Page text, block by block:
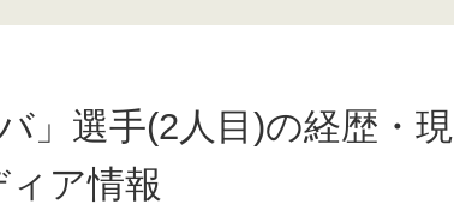
」選手(2人目)の経歴・現
ア情報